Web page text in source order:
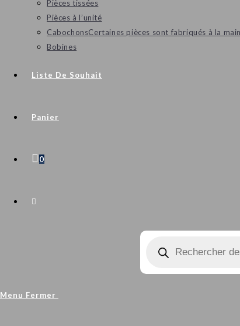
Pièces tissées
Pièces à l’unité
CabochonsCertaines pièces sont fabriqués à la
Bobines
Liste De Souhait
Panier
0
Menu Fermer